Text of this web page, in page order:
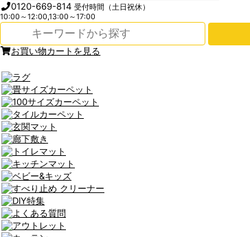
0120-669-814受付時間（土日祝休）
10:00～12:00,13:00～17:00
お買い物カートを見る